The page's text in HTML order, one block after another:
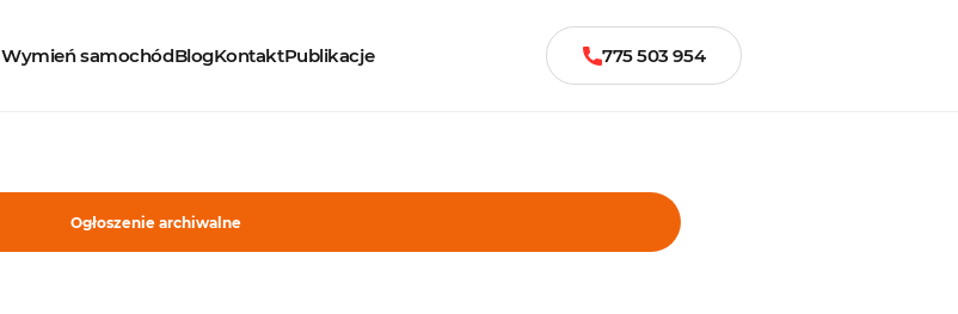
Wymień samochódBlogKontaktPublikacje 775 503 954
Ogłoszenie archiwalne